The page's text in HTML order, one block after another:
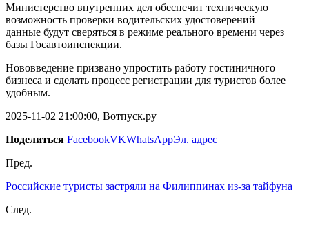
Министерство внутренних дел обеспечит техническую
возможность проверки водительских удостоверений —
данные будут сверяться в режиме реального времени через
базы Госавтоинспекции.
Нововведение призвано упростить работу гостиничного
бизнеса и сделать процесс регистрации для туристов более
удобным.
2025-11-02 21:00:00, Вотпуск.ру
Поделиться FacebookVKWhatsAppЭл. адрес
Пред.
Российские туристы застряли на Филиппинах из-за тайфуна
След.